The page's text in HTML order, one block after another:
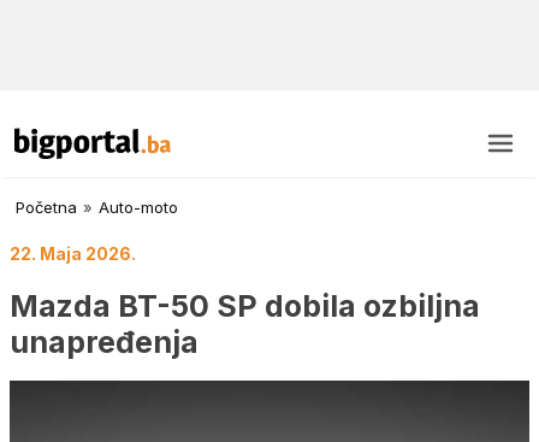
Početna » Auto-moto
22. Maja 2026.
Mazda BT-50 SP dobila ozbiljna
unapređenja